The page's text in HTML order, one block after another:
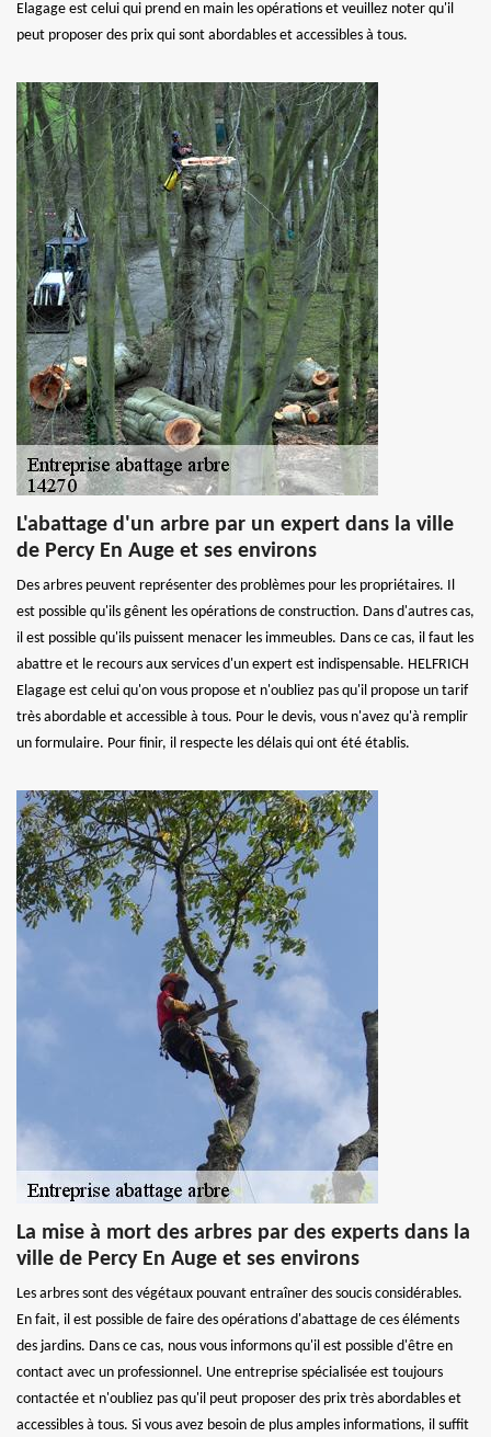
Elagage est celui qui prend en main les opérations et veuillez noter qu'il
peut proposer des prix qui sont abordables et accessibles à tous.
L'abattage d'un arbre par un expert dans la ville
de Percy En Auge et ses environs
Des arbres peuvent représenter des problèmes pour les propriétaires. Il
est possible qu'ils gênent les opérations de construction. Dans d'autres cas,
il est possible qu'ils puissent menacer les immeubles. Dans ce cas, il faut les
abattre et le recours aux services d'un expert est indispensable. HELFRICH
Elagage est celui qu'on vous propose et n'oubliez pas qu'il propose un tarif
très abordable et accessible à tous. Pour le devis, vous n'avez qu'à remplir
un formulaire. Pour finir, il respecte les délais qui ont été établis.
La mise à mort des arbres par des experts dans la
ville de Percy En Auge et ses environs
Les arbres sont des végétaux pouvant entraîner des soucis considérables.
En fait, il est possible de faire des opérations d'abattage de ces éléments
des jardins. Dans ce cas, nous vous informons qu'il est possible d'être en
contact avec un professionnel. Une entreprise spécialisée est toujours
contactée et n'oubliez pas qu'il peut proposer des prix très abordables et
accessibles à tous. Si vous avez besoin de plus amples informations, il suffit